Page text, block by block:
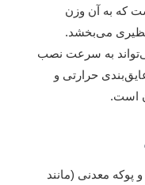
که به آن وزن
می‌بخشد.
به سرعت نصب
حرارتی و
است.
پوکه معدنی (مانند